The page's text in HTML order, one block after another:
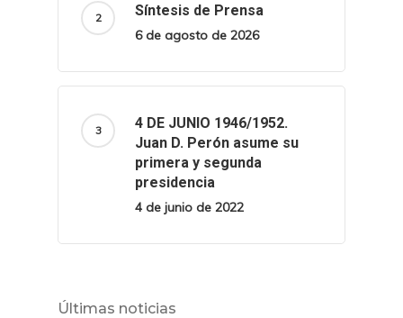
Síntesis de Prensa
6 de agosto de 2026
4 DE JUNIO 1946/1952.
Juan D. Perón asume su
primera y segunda
presidencia
4 de junio de 2022
Últimas noticias